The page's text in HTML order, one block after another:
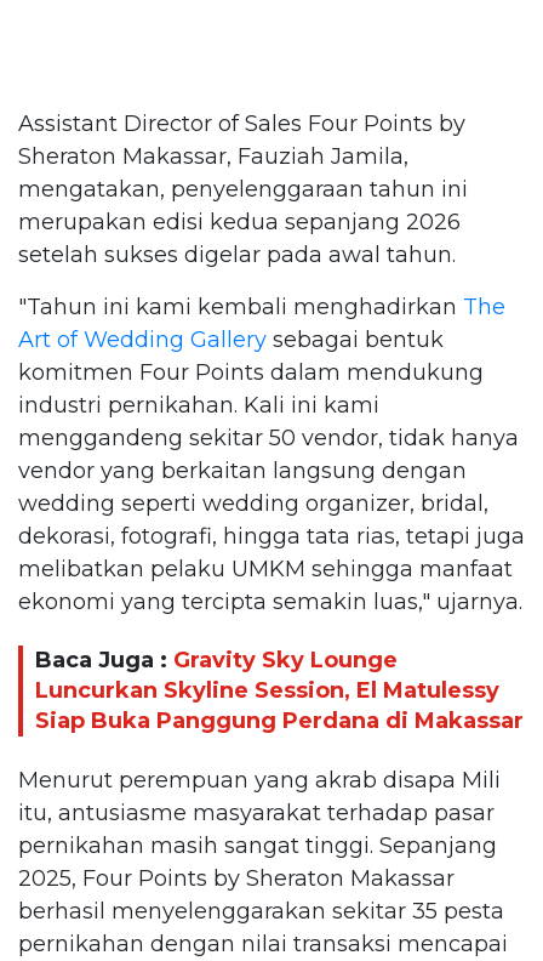
Assistant Director of Sales Four Points by
Sheraton Makassar, Fauziah Jamila,
mengatakan, penyelenggaraan tahun ini
merupakan edisi kedua sepanjang 2026
setelah sukses digelar pada awal tahun.
"Tahun ini kami kembali menghadirkan The
Art of Wedding Gallery sebagai bentuk
komitmen Four Points dalam mendukung
industri pernikahan. Kali ini kami
menggandeng sekitar 50 vendor, tidak hanya
vendor yang berkaitan langsung dengan
wedding seperti wedding organizer, bridal,
dekorasi, fotografi, hingga tata rias, tetapi juga
melibatkan pelaku UMKM sehingga manfaat
ekonomi yang tercipta semakin luas," ujarnya.
Baca Juga : Gravity Sky Lounge
Luncurkan Skyline Session, El Matulessy
Siap Buka Panggung Perdana di Makassar
Menurut perempuan yang akrab disapa Mili
itu, antusiasme masyarakat terhadap pasar
pernikahan masih sangat tinggi. Sepanjang
2025, Four Points by Sheraton Makassar
berhasil menyelenggarakan sekitar 35 pesta
pernikahan dengan nilai transaksi mencapai